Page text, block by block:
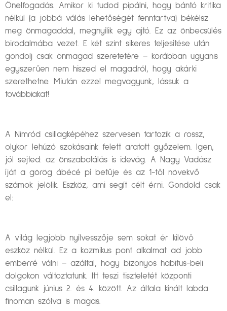
Önelfogadás. Amikor ki tudod pipálni, hogy bántó kritika
nélkül (a jobbá válás lehetőségét fenntartva) békélsz
meg önmagaddal, megnyílik egy ajtó. Ez az önbecsülés
birodalmába vezet. E két szint sikeres teljesítése után
gondolj csak önmagad szeretetére – korábban ugyanis
egyszerűen nem hiszed el magadról, hogy akárki
szerethetne. Miután ezzel megvagyunk, lássuk a
továbbiakat!
A Nimród csillagképéhez szervesen tartozik a rossz,
olykor lehúzó szokásaink felett aratott győzelem. Igen,
jól sejted: az önszabotálás is idevág. A Nagy Vadász
íját a görög ábécé pí betűje és az 1-től növekvő
számok jelölik. Eszköz, ami segít célt érni. Gondold csak
el:
A világ legjobb nyílvesszője sem sokat ér kilövő
eszköz nélkül. Ez a kozmikus pont alkalmat ad jobb
emberré válni – azáltal, hogy bizonyos habitus-beli
dolgokon változtatunk. Itt teszi tiszteletét központi
csillagunk június 2. és 4. között. Az általa kínált labda
finoman szólva is magas.